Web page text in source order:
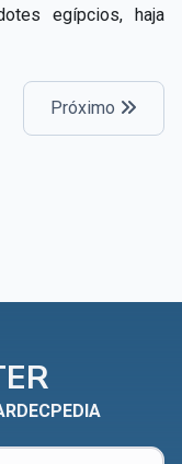
egípcios, haja
Próximo